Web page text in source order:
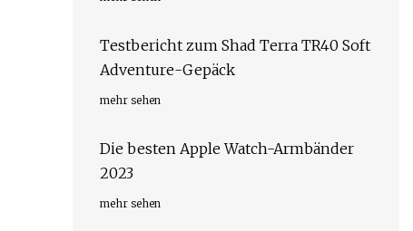
Testbericht zum Shad Terra TR40 Soft
Adventure-Gepäck
mehr sehen
Die besten Apple Watch-Armbänder
2023
mehr sehen